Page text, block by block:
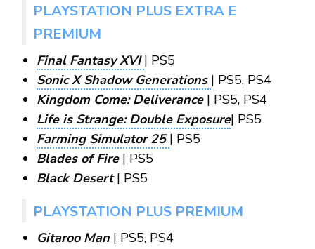
PLAYSTATION PLUS EXTRA E
PREMIUM
Final Fantasy XVI| PS5
Sonic X Shadow Generations | PS5, PS4
Kingdom Come: Deliverance | PS5, PS4
Life is Strange: Double Exposure| PS5
Farming Simulator 25| PS5
Blades of Fire | PS5
Black Desert| PS5
PLAYSTATION PLUS PREMIUM
Gitaroo Man | PS5, PS4